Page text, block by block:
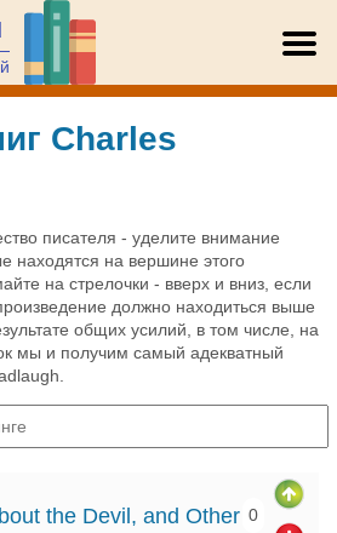
Charles
писателя - уделите внимание
находятся на вершине этого
на стрелочки - вверх и вниз, если
должно находиться выше
общих усилий, в том числе, на
мы и получим самый адекватный
the Devil, and Other 0